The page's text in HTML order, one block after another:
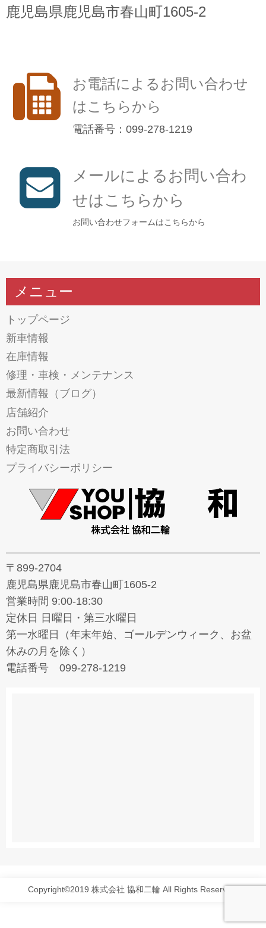
鹿児島県鹿児島市春山町1605-2
お電話によるお問い合わせ
はこちらから
電話番号：099-278-1219
メールによるお問い合わ
せはこちらから
お問い合わせフォームはこちらから
メニュー
トップページ
新車情報
在庫情報
修理・車検・メンテナンス
最新情報（ブログ）
店舗紹介
お問い合わせ
特定商取引法
プライバシーポリシー
〒899-2704
鹿児島県鹿児島市春山町1605-2
営業時間 9:00-18:30
定休日 日曜日・第三水曜日
第一水曜日（年末年始、ゴールデンウィーク、お盆
休みの月を除く）
電話番号 099-278-1219
Copyright©2019 株式会社 協和二輪 All Rights Reserved.